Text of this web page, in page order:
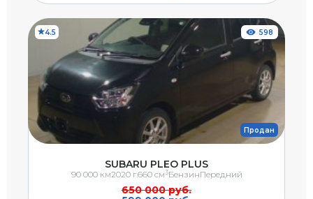
4.5
Продан
598
SUBARU PLEO PLUS
650 000 руб.
90 000 км2020 г.660 см3БензинПередний